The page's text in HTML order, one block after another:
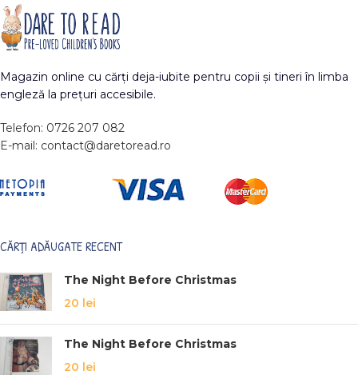
Magazin online cu cărți deja-iubite pentru copii și tineri în limba
engleză la prețuri accesibile.
Telefon: 0726 207 082
E-mail: contact@daretoread.ro
CĂRȚI ADĂUGATE RECENT
The Night Before Christmas
20 lei
The Night Before Christmas
20 lei